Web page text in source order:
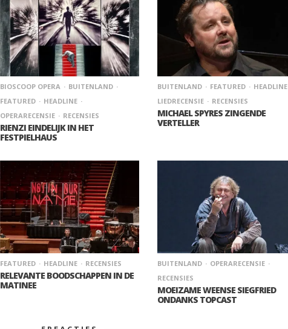
BIOSCOOP OPERA
BUITENLAND
FEATURED
HEADLINE
OPERARECENSIE
RECENSIES
RIENZI EINDELIJK IN HET
FESTPIELHAUS
BUITENLAND FEATURED
HEADLINE
LIEDRECENSIE
RECENSIES
MICHAEL SPYRES ZINGENDE
VERTELLER
FEATURED HEADLINE RECENSIES
RELEVANTE BOODSCHAPPEN IN DE
MATINEE
BUITENLAND
OPERARECENSIE
RECENSIES
MOEIZAME WEENSE SIEGFRIED
ONDANKS TOPCAST